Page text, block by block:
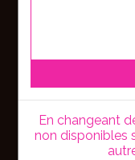
Nouveautés,
soyez les
En changeant
non disponibles